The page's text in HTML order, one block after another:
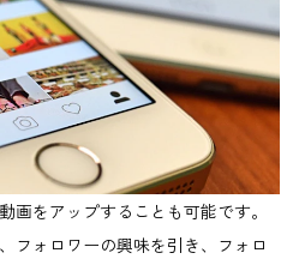
画をアップすることも可能です。
フォロワーの興味を引き、フォロ